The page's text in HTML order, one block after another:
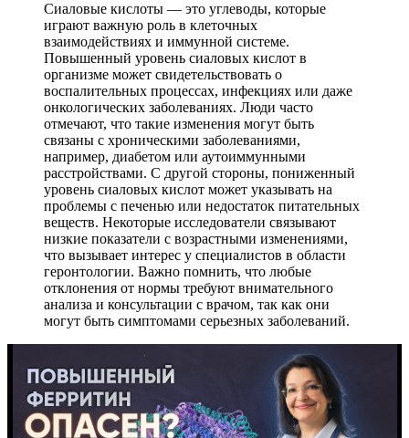
Сиаловые кислоты — это углеводы, которые
играют важную роль в клеточных
взаимодействиях и иммунной системе.
Повышенный уровень сиаловых кислот в
организме может свидетельствовать о
воспалительных процессах, инфекциях или даже
онкологических заболеваниях. Люди часто
отмечают, что такие изменения могут быть
связаны с хроническими заболеваниями,
например, диабетом или аутоиммунными
расстройствами. С другой стороны, пониженный
уровень сиаловых кислот может указывать на
проблемы с печенью или недостаток питательных
веществ. Некоторые исследователи связывают
низкие показатели с возрастными изменениями,
что вызывает интерес у специалистов в области
геронтологии. Важно помнить, что любые
отклонения от нормы требуют внимательного
анализа и консультации с врачом, так как они
могут быть симптомами серьезных заболеваний.